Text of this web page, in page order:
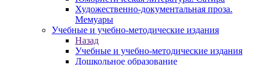
Художественно-документальная проза.
Мемуары
Учебные и учебно-методические издания
Назад
Учебные и учебно-методические издания
Дошкольное образование